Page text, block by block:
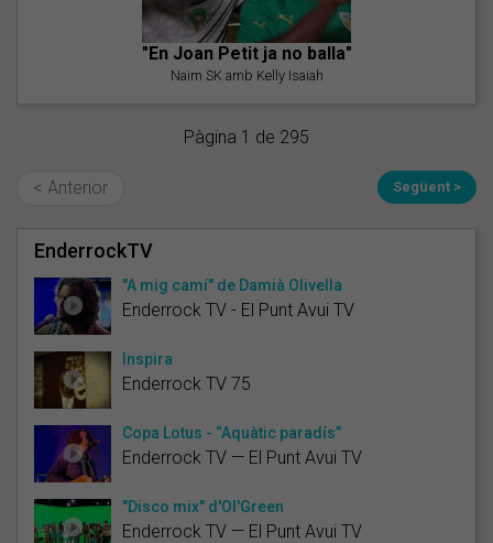
"En Joan Petit ja no balla"
Naim SK amb Kelly Isaiah
Pàgina 1 de 295
< Anterior Següent >
EnderrockTV
"A mig camí" de Damià Olivella
Enderrock TV - El Punt Avui TV
Inspira
Enderrock TV 75
Copa Lotus - “Aquàtic paradís”
Enderrock TV — El Punt Avui TV
"Disco mix" d'Ol'Green
Enderrock TV — El Punt Avui TV